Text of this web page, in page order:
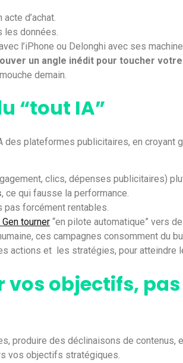
d’achat.
les données.
l’iPhone ou Delonghi avec ses
un angle inédit pour toucher
demain.
“tout IA”
plateformes publicitaires, en croyant
clics, dépenses publicitaires)
, ce qui fausse la performance.
forcément rentables.
tourner “en pilote automatique” vers
ces campagnes consomment du
actions et les stratégies, pour atteindre
vos objectifs,
produire des déclinaisons de contenus,
vos objectifs stratégiques.